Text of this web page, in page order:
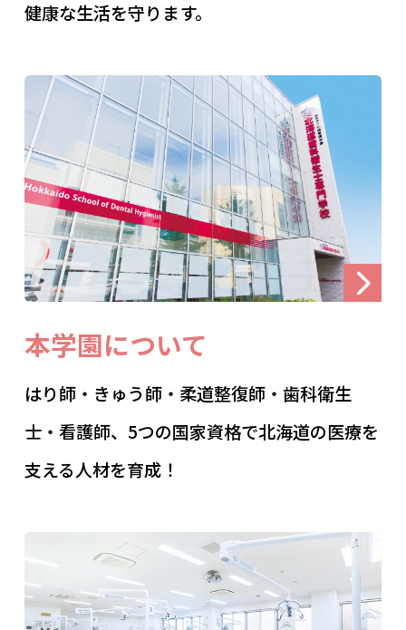
健康な生活を守ります。
本学園について
はり師・きゅう師・柔道整復師・歯科衛生
士・看護師、5つの国家資格で北海道の医療を
支える人材を育成！